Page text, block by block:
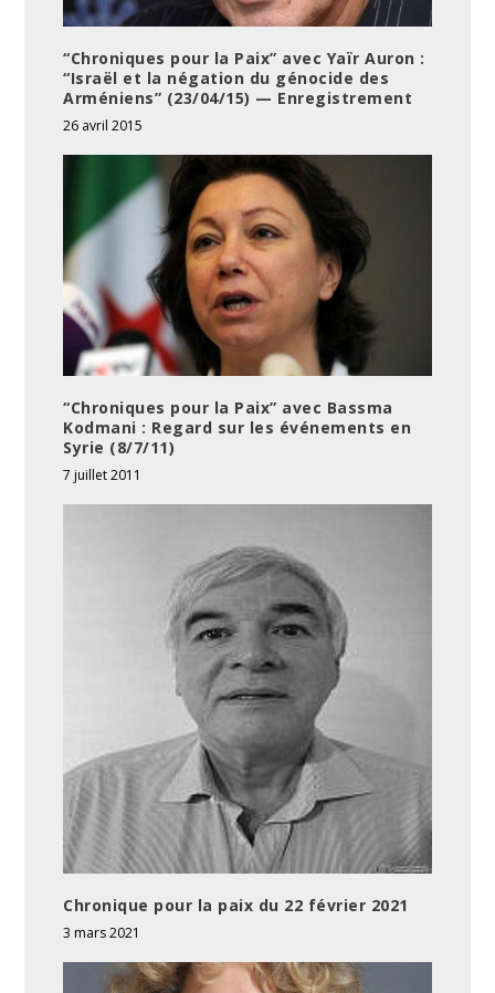
“Chroniques pour la Paix” avec Yaïr Auron :
“Israël et la négation du génocide des
Arméniens” (23/04/15) — Enregistrement
26 avril 2015
“Chroniques pour la Paix” avec Bassma
Kodmani : Regard sur les événements en
Syrie (8/7/11)
7 juillet 2011
Chronique pour la paix du 22 février 2021
3 mars 2021